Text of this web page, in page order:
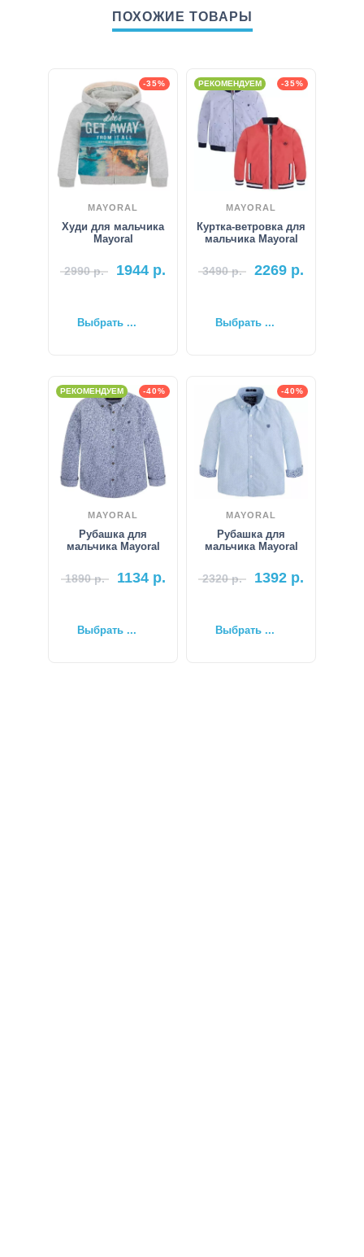
ПОХОЖИЕ ТОВАРЫ
-35%
MAYORAL
Худи для мальчика
Mayoral
2990р. 1944 р.
Выбрать ...
-35%
РЕКОМЕНДУЕМ
MAYORAL
Куртка-ветровка для
мальчика Mayoral
3490р. 2269 р.
Выбрать ...
-40%
РЕКОМЕНДУЕМ
MAYORAL
Рубашка для
мальчика Mayoral
1890р. 1134р.
Выбрать ...
-40%
MAYORAL
Рубашка для
мальчика Mayoral
2320р. 1392 р.
Выбрать ...